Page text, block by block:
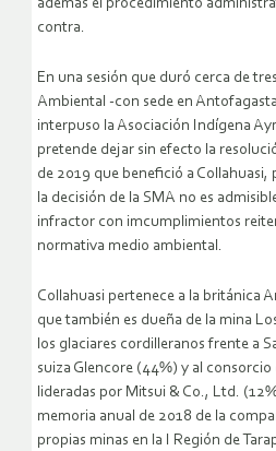
además el procedimiento
contra.
En una sesión que duró cerca de
Ambiental -con sede en
interpuso la Asociación Indígena
pretende dejar sin efecto la
de 2019 que benefició a
la decisión de la SMA no es
infractor con imcumplimientos
normativa medio ambiental.
Collahuasi pertenece a la británica
que también es dueña de la mina
los glaciares cordilleranos frente a
suiza Glencore (44%) y al
lideradas por Mitsui & Co., Ltd.
memoria anual de 2018 de la
propias minas en la I Región de